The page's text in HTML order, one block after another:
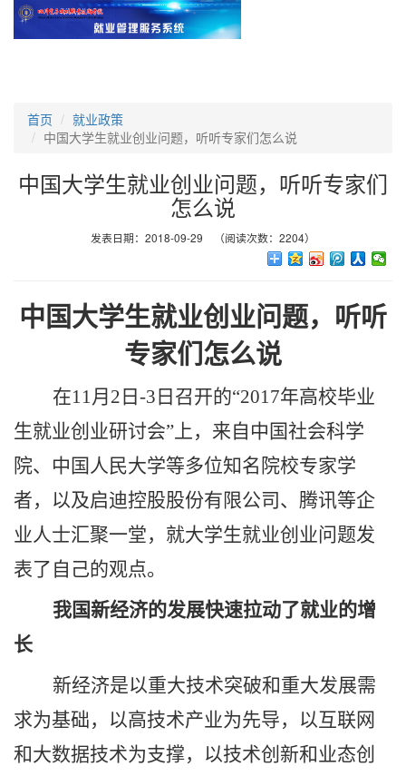
首页
就业政策
中国大学生就业创业问题，听听专家们怎么说
中国大学生就业创业问题，听听专家们
怎么说
发表日期：2018-09-29 （阅读次数：2204）
中国大学生就业创业问题，听听
专家们怎么说
在11月2日-3日召开的“2017年高校毕业
生就业创业研讨会”上，来自中国社会科学
院、中国人民大学等多位知名院校专家学
者，以及启迪控股股份有限公司、腾讯等企
业人士汇聚一堂，就大学生就业创业问题发
表了自己的观点。
我国新经济的发展快速拉动了就业的增
长
新经济是以重大技术突破和重大发展需
求为基础，以高技术产业为先导，以互联网
和大数据技术为支撑，以技术创新和业态创